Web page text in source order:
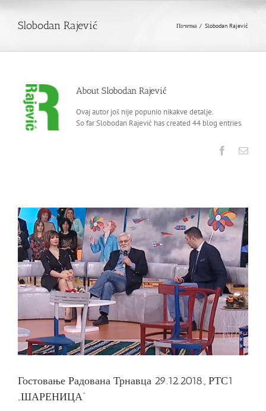
Slobodan Rajević Почетна / Slobodan Rajević
About Slobodan Rajević
Ovaj autor još nije popunio nikakve detalje.
So far Slobodan Rajević has created 44 blog entries.
Facebook
Гостовање Радована Трнавца 29.12.2018., РТС1
„ШАРЕНИЦА“